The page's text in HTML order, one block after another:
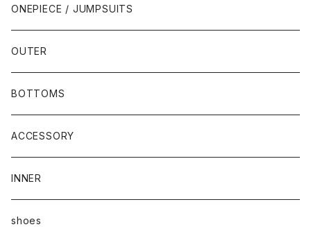
ONEPIECE / JUMPSUITS
OUTER
BOTTOMS
ACCESSORY
INNER
shoes